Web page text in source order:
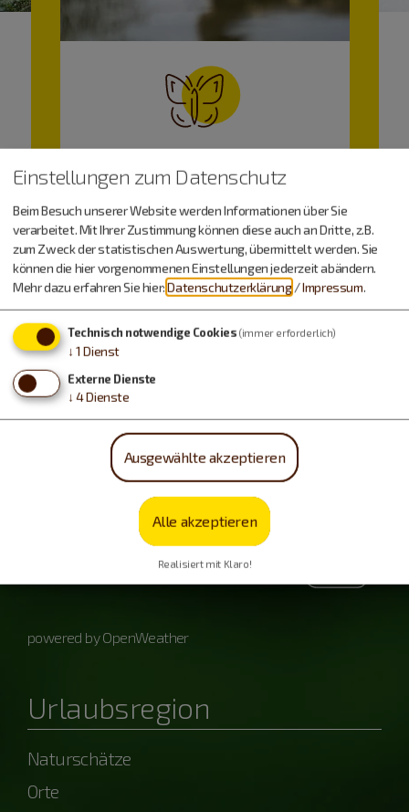
Freizeitspaß
Wetter
Donnerstag, 06.08.
powered by OpenWeather
Urlaubsregion
Naturschätze
Orte
Einstellungen zum Datenschutz
Beim Besuch unserer Website werden Informationen über Sie
verarbeitet. Mit Ihrer Zustimmung können diese auch an Dritte, z.B.
zum Zweck der statistischen Auswertung, übermittelt werden. Sie
können die hier vorgenommenen Einstellungen jederzeit abändern.
Mehr dazu erfahren Sie hier:Datenschutzerklärung /Impressum.
Technisch notwendige Cookies (immer erforderlich)
↓ 1 Dienst
Externe Dienste
↓ 4Dienste
Ausgewählte akzeptieren
Alle akzeptieren
Realisiert mit Klaro!